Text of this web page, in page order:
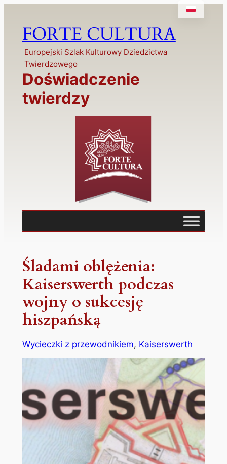
treściFORTE CULTURA
Europejski Szlak Kulturowy Dziedzictwa
Twierdzowego
Doświadczenie
twierdzy
Śladami oblężenia:
Kaiserswerth podczas
wojny o sukcesję
hiszpańską
Wycieczki z przewodnikiem, Kaiserswerth